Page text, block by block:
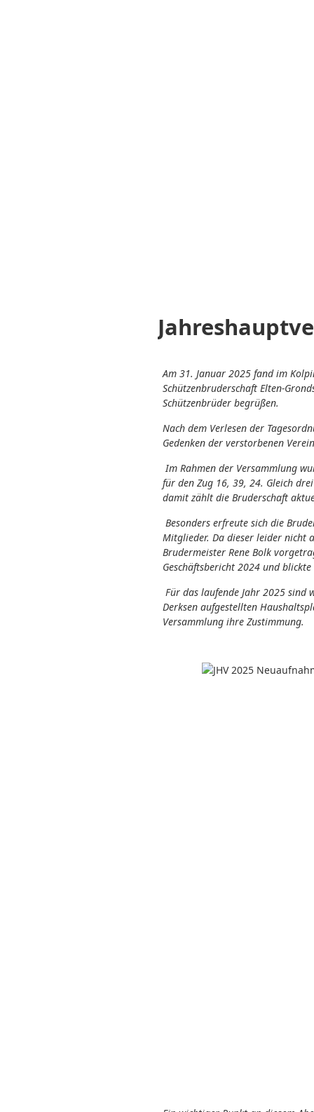
Am 31. Januar 2025 fand im
Schützenbruderschaft Elten-
Schützenbrüder begrüßen.
Nach dem Verlesen der
Gedenken der verstorbenen
Im Rahmen der Versammlung
für den Zug 16, 39, 24. Gleich
damit zählt die Bruderschaft
Besonders erfreute sich die
Mitglieder. Da dieser leider nicht
Brudermeister Rene Bolk
Geschäftsbericht 2024 und
Für das laufende Jahr 2025 sind
Derksen aufgestellten
Versammlung ihre Zustimmung.